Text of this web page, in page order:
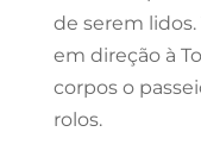
de serem
em direção à
corpos o
rolos.